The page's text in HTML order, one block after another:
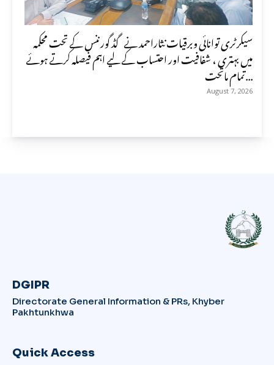
سیکرٹری توانائی وبرقیات نثاراحمد نے گڈ گورننس کے تحت محکمہ
میں بہتری ، شفافیت اور احتساب کے لیے اہم فیصلہ کرتے ہوئے
تمام ماتحت...
August 7, 2026
DGIPR
Directorate General Information & PRs, Khyber
Pakhtunkhwa
Quick Access